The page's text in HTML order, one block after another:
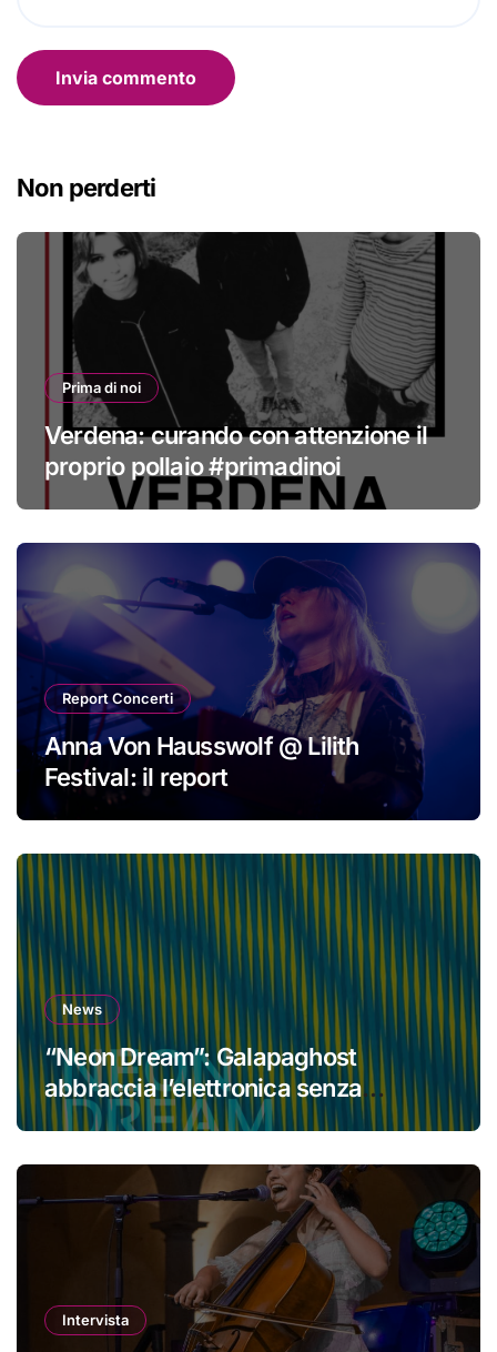
Non perderti
Prima di noi
Verdena: curando con attenzione il
proprio pollaio #primadinoi
Report Concerti
Anna Von Hausswolf @ Lilith
Festival: il report
News
“Neon Dream”: Galapaghost
abbraccia l’elettronica senza
perdere la propria identità
Intervista